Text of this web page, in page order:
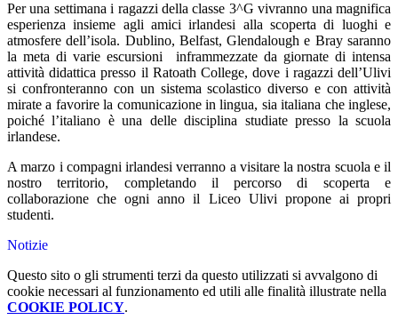
Per una settimana i ragazzi della classe 3^G vivranno una magnifica
esperienza insieme agli amici irlandesi alla scoperta di luoghi e
atmosfere dell’isola. Dublino, Belfast, Glendalough e Bray saranno
la meta di varie escursioni inframmezzate da giornate di intensa
attività didattica presso il Ratoath College, dove i ragazzi dell’Ulivi
si confronteranno con un sistema scolastico diverso e con attività
mirate a favorire la comunicazione in lingua, sia italiana che inglese,
poiché l’italiano è una delle disciplina studiate presso la scuola
irlandese.
A marzo i compagni irlandesi verranno a visitare la nostra scuola e il
nostro territorio, completando il percorso di scoperta e
collaborazione che ogni anno il Liceo Ulivi propone ai propri
studenti.
Notizie
Questo sito o gli strumenti terzi da questo utilizzati si avvalgono di
cookie necessari al funzionamento ed utili alle finalità illustrate nella
COOKIE POLICY.